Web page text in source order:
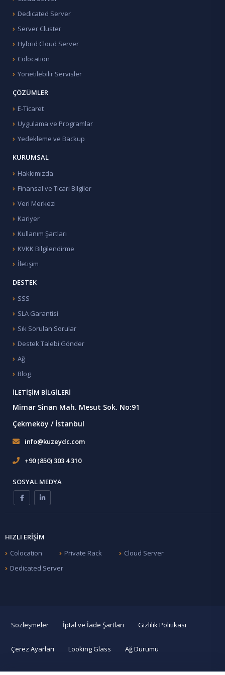
Dedicated Server
Server Cluster
Hybrid Cloud Server
Colocation
Yönetilebilir Servisler
ÇÖZÜMLER
E-Ticaret
Uygulama ve Programlar
Yedekleme ve Backup
KURUMSAL
Hakkımızda
Finansal ve Ticari Bilgiler
Veri Merkezi
Kariyer
Kullanım Şartları
KVKK Bilgilendirme
İletişim
DESTEK
SSS
SLA Garantisi
Sık Sorulan Sorular
Destek Talebi Gönder
Ağ
Blog
İLETIŞIM BILGILERI
Mimar Sinan Mah. Mesut Sok. No:91
Çekmeköy / İstanbul
info@kuzeydc.com
+90 (850) 303 4 310
SOSYAL MEDYA
HIZLI ERIŞIM
Colocation
Private Rack
Cloud Server
Dedicated Server
Sözleşmeler İptal ve İade Şartları Gizlilik Politikası
Çerez Ayarları Looking Glass Ağ Durumu